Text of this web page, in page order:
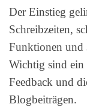
Der Einstieg
Schreibzeiten,
Funktionen und
Wichtig sind ein
Feedback und
Blogbeiträgen.